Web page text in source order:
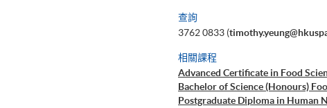
查詢
3762 0833 (
相關課程
Advanced Certificate in Food
Bachelor of Science (Honours)
Postgraduate Diploma in Human